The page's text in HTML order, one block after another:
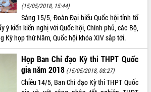
(15/05/2018, 15:44)
Sáng 15/5, Đoàn Đại biểu Quốc hội tỉnh tổ
ý kiến kiến nghị với Quốc hội, Chính phủ, các Bộ,
Kỳ họp thứ Năm, Quốc hội khóa XIV sắp tới.
Họp Ban Chỉ đạo Kỳ thi THPT Quốc
gia năm 2018 (15/05/2018, 08:27)
Chiều 14/5, Ban Chỉ đạo Kỳ thi THPT Quốc